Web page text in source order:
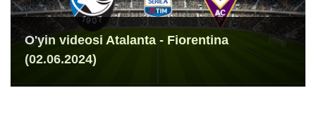
O'yin videosi Atalanta - Fiorentina
(02.06.2024)